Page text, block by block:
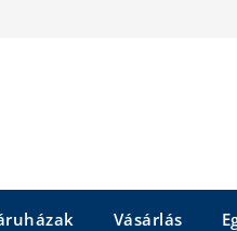
Vásárlás